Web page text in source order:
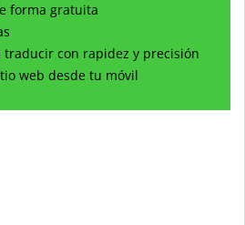
forma gratuita
traducir con rapidez y precisión
web desde tu móvil